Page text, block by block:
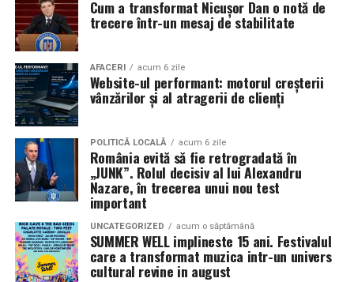
mea”de la Cinema City din City Park Constanța,de la
18:30, unde
regizorul Paul Decu și actrița Azaleea
Necula, originari din Constanța și împrejurimi, vor
prezenta filmul alături de colegii lor
Alexandra Răduță și Gabriel Vatavu.
Cinema City Shopping City Galați
12 februarie de la 18:30la întâlnirea cu actrițele
State și Azaleea Necula și regizorul Paul Decu.
Pe 13 februarie la ora 18:30, spectatorii dinIași
invitați la proiecția specială din
Mall, alături de regizorulPaul Decuși de
actoriiGabriel Vatavu, Sergiu Costache, Azaleea
Necula, Alexandra Răduță.
Cum a transformat Nicușor Dan o notă de
trecere într-un mesaj de stabilitate
AFACERI acum 6 zile
Website-ul performant: motorul creșterii
vânzărilor și al atragerii de clienți
POLITICĂ LOCALĂ acum 6 zile
România evită să fie retrogradată în
„JUNK”. Rolul decisiv al lui Alexandru
Nazare, în trecerea unui nou test
important
UNCATEGORIZED acum o săptămână
SUMMER WELL implineste 15 ani. Festivalul
care a transformat muzica intr-un univers
cultural revine in august